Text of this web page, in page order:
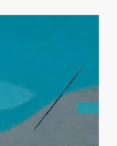
랜 주제인 자연은 작가의
한다. 자연과 풍경은
때로는 상상 속 초현실적
.
는 이미지를 넘어서는